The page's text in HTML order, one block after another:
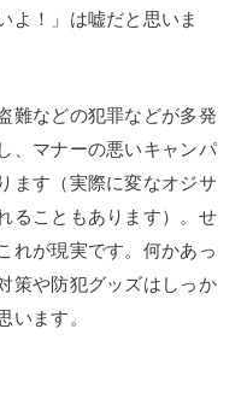
よ！」は嘘だと思いま
難などの犯罪などが多発
、マナーの悪いキャンパ
ます（実際に変なオジサ
ることもあります）。せ
れが現実です。何かあっ
策や防犯グッズはしっか
います。